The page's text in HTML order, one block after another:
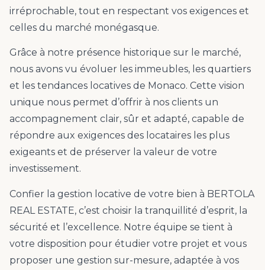
irréprochable, tout en respectant vos exigences et
celles du marché monégasque.
Grâce à notre présence historique sur le marché,
nous avons vu évoluer les immeubles, les quartiers
et les tendances locatives de Monaco. Cette vision
unique nous permet d’offrir à nos clients un
accompagnement clair, sûr et adapté, capable de
répondre aux exigences des locataires les plus
exigeants et de préserver la valeur de votre
investissement.
Confier la gestion locative de votre bien à BERTOLA
REAL ESTATE, c’est choisir la tranquillité d’esprit, la
sécurité et l’excellence. Notre équipe se tient à
votre disposition pour étudier votre projet et vous
proposer une gestion sur-mesure, adaptée à vos